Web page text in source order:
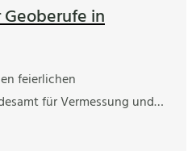
in
feierlichen
für Vermessung und…